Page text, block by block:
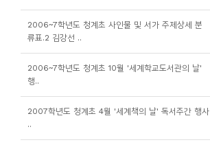
2006~7학년도 청계초 사인물 및 서가 주제상세 분
류표.2 김강선 ..
2006~7학년도 청계초 10월 '세계학교도서관의 날'
행..
2007학년도 청계초 4월 '세계책의 날' 독서주간 행사
..